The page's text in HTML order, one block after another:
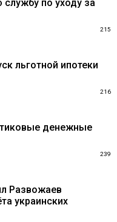
по уходу за
215
льготной ипотеки
216
денежные
239
Развожаев
украинских